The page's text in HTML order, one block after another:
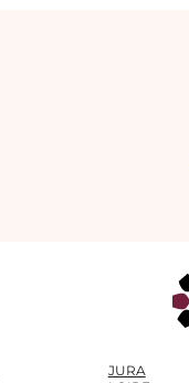
JURA